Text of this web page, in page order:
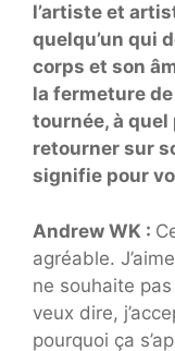
l’artiste et
quelqu’un qui
corps et son
la fermeture
tournée, à
retourner sur
signifie pour
Andrew WK :
agréable.
ne souhaite
veux dire,
pourquoi ça